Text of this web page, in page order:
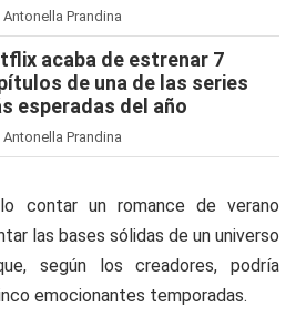
Prandina
acaba de estrenar 7
de una de las series
esperadas del año
Prandina
contar un romance de verano
las bases sólidas de un universo
según los creadores, podría
emocionantes temporadas.